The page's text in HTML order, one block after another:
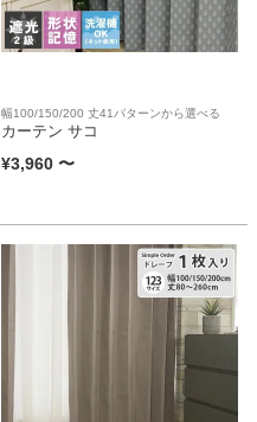
幅100/150/200 丈41パターンから選べる
カーテン サコ
¥3,960 〜